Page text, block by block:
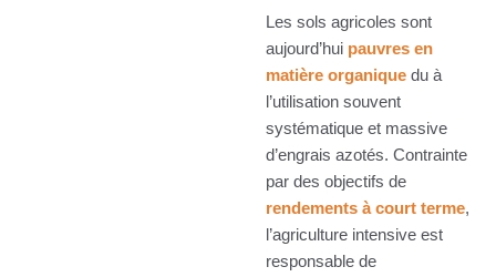
Les sols agricoles sont
aujourd’hui pauvres en
matière organique du à
l’utilisation souvent
systématique et massive
d’engrais azotés. Contrainte
par des objectifs de
rendements à court terme,
l’agriculture intensive est
responsable de